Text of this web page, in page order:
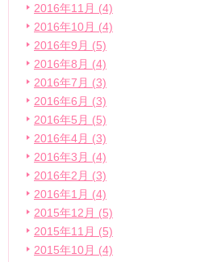
2016年11月 (4)
2016年10月 (4)
2016年9月 (5)
2016年8月 (4)
2016年7月 (3)
2016年6月 (3)
2016年5月 (5)
2016年4月 (3)
2016年3月 (4)
2016年2月 (3)
2016年1月 (4)
2015年12月 (5)
2015年11月 (5)
2015年10月 (4)